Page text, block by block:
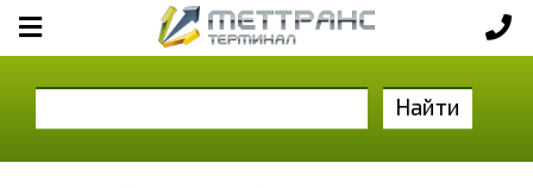
Найти